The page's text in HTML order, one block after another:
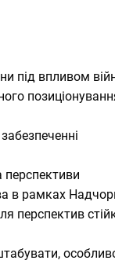
під впливом
перспективи
в рамках
перспектив